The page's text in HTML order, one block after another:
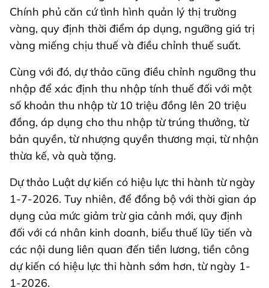
Chính phủ căn cứ tình hình quản lý thị trường
vàng, quy định thời điểm áp dụng, ngưỡng giá trị
vàng miếng chịu thuế và điều chỉnh thuế suất.
Cùng với đó, dự thảo cũng điều chỉnh ngưỡng thu
nhập để xác định thu nhập tính thuế đối với một
số khoản thu nhập từ 10 triệu đồng lên 20 triệu
đồng, áp dụng cho thu nhập từ trúng thưởng, từ
bản quyền, từ nhượng quyền thương mại, từ nhận
thừa kế, và quà tặng.
Dự thảo Luật dự kiến có hiệu lực thi hành từ ngày
1-7-2026. Tuy nhiên, để đồng bộ với thời gian áp
dụng của mức giảm trừ gia cảnh mới, quy định
đối với cá nhân kinh doanh, biểu thuế lũy tiến và
các nội dung liên quan đến tiền lương, tiền công
dự kiến có hiệu lực thi hành sớm hơn, từ ngày 1-
1-2026.